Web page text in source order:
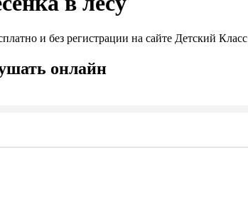
и без регистрации на сайте Детский Класс
онлайн